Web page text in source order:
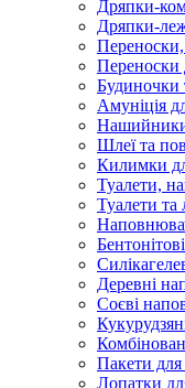
Дряпки-
Дряпки-
Переноски,
Переноски
Будиночки
Амуніція
Нашийники
Шлеї та
Килимки
Туалети,
Туалети та
Деревні
Соєві
Пакети для
Лопатки